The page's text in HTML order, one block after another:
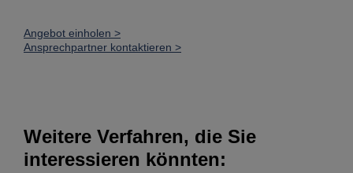
Angebot einholen >
Ansprechpartner kontaktieren >
Weitere Verfahren, die Sie
interessieren könnten: